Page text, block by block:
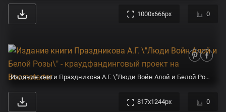
1000x666px 0
Издание книги Праздникова А.Г. \"Люди Войн Алой и Белой Розы\" - краудфандинговый проект на Boomstarter
817x1244px 0